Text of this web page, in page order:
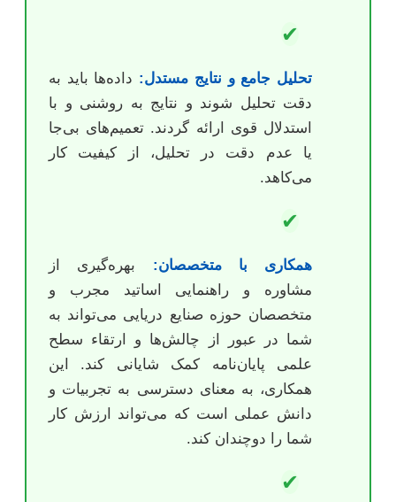
✔
تحلیل جامع و نتایج مستدل: داده‌ها باید به
دقت تحلیل شوند و نتایج به روشنی و با
استدلال قوی ارائه گردند. تعمیم‌های بی‌جا
یا عدم دقت در تحلیل، از کیفیت کار
می‌کاهد.
✔
همکاری با متخصصان: بهره‌گیری از
مشاوره و راهنمایی اساتید مجرب و
متخصصان حوزه صنایع دریایی می‌تواند به
شما در عبور از چالش‌ها و ارتقاء سطح
علمی پایان‌نامه کمک شایانی کند. این
همکاری، به معنای دسترسی به تجربیات و
دانش عملی است که می‌تواند ارزش کار
شما را دوچندان کند.
✔